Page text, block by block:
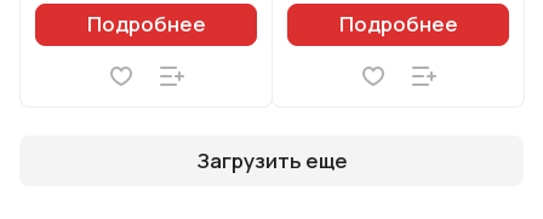
Подробнее Подробнее
Загрузить еще